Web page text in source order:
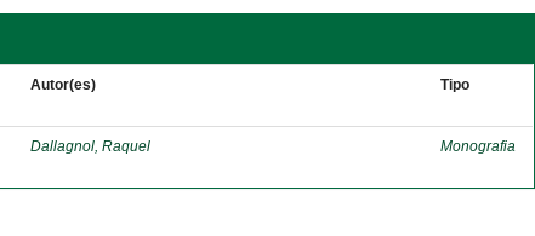
Autor(es) Tipo
Dallagnol, Raquel Monografia